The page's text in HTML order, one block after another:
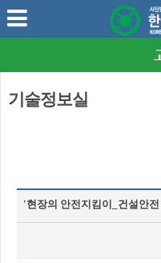
기술정보실
'현장의 안전지킴이_건설안